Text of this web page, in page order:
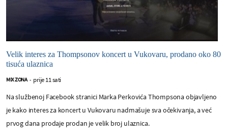
Velik interes za Thompsonov koncert u Vukovaru, prodano oko 80
tisuća ulaznica
MIX ZONA - prije 11 sati
Na službenoj Facebook stranici Marka Perkovića Thompsona objavljeno
je kako interes za koncert u Vukovaru nadmašuje sva očekivanja, a već
prvog dana prodaje prodan je velik broj ulaznica.